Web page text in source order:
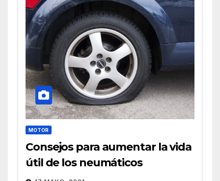
MOTOR
Consejos para aumentar la vida
útil de los neumáticos